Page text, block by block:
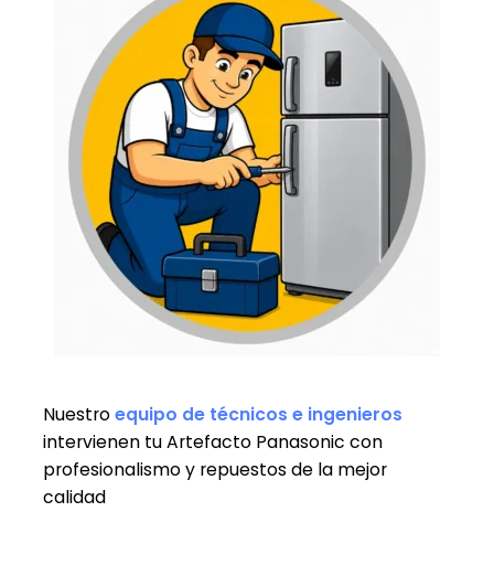
Nuestroequipo de técnicos e ingenieros
intervienen tu Artefacto Panasonic con
profesionalismo y repuestos de la mejor
calidad